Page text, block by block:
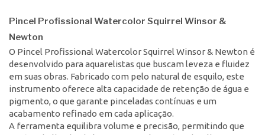
Pincel Profissional Watercolor Squirrel Winsor &
Newton
O Pincel Profissional Watercolor Squirrel Winsor & Newton é
desenvolvido para aquarelistas que buscam leveza e fluidez
em suas obras. Fabricado com pelo natural de esquilo, este
instrumento oferece alta capacidade de retenção de água e
pigmento, o que garante pinceladas contínuas e um
acabamento refinado em cada aplicação.
A ferramenta equilibra volume e precisão, permitindo que